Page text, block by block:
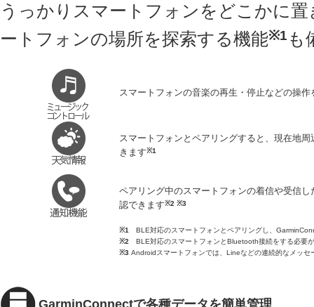
うっかりスマートフォンをどこかに
ートフォンの場所を探索する機能※1 も
スマートフォンの音楽の再生・停止などの操作
スマートフォンとペアリングすると、現在地
きます※1
ペアリング中のスマートフォンの着信や受信
認できます※2 ※3
※1
BLE対応のスマートフォンとペアリングし、
※2 BLE対応のスマートフォンとBluetooth接続をする必要
※3 Androidスマートフォンでは、Lineなどの連続的なメッ
GarminConnectで各種データを簡単管理